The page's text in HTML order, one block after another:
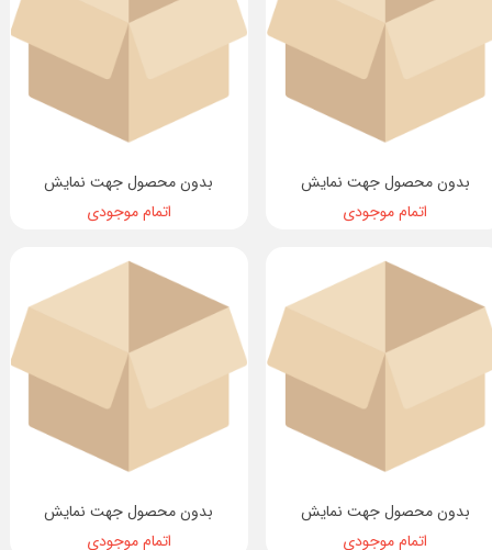
بدون محصول جهت نمایش
اتمام موجودی
بدون محصول جهت نمایش
اتمام موجودی
بدون محصول جهت نمایش
اتمام موجودی
بدون محصول جهت نمایش
اتمام موجودی